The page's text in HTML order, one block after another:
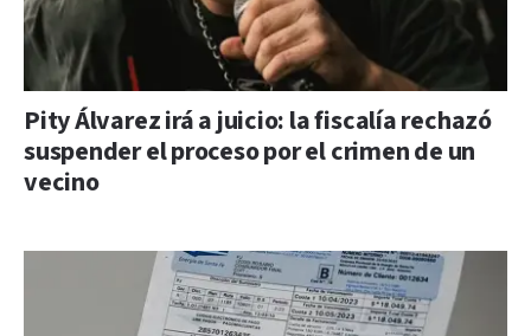
Pity Álvarez irá a juicio: la fiscalía rechazó
suspender el proceso por el crimen de un
vecino